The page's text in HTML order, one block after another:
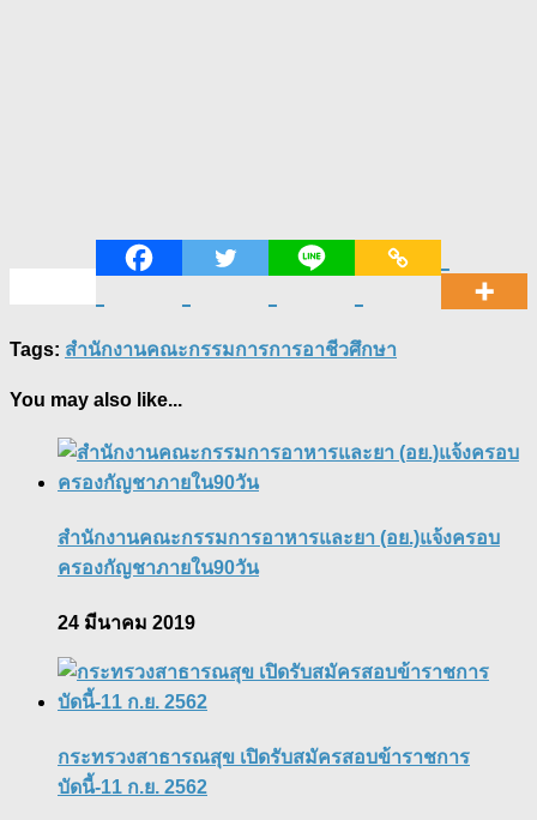
Tags: สำนักงานคณะกรรมการการอาชีวศึกษา
You may also like...
สำนักงานคณะกรรมการอาหารและยา (อย.)แจ้งครอบ
ครองกัญชาภายใน90วัน
24 มีนาคม 2019
กระทรวงสาธารณสุข เปิดรับสมัครสอบข้าราชการ
บัดนี้-11 ก.ย. 2562